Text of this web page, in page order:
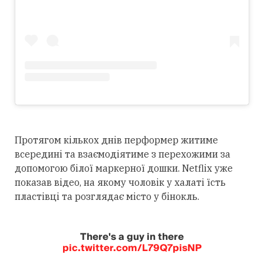
Протягом кількох днів перформер житиме
всередині та взаємодіятиме з перехожими за
допомогою білої маркерної дошки. Netflix уже
показав відео, на якому чоловік у халаті їсть
пластівці та розглядає місто у бінокль.
There's a guy in there
pic.twitter.com/L79Q7pisNP